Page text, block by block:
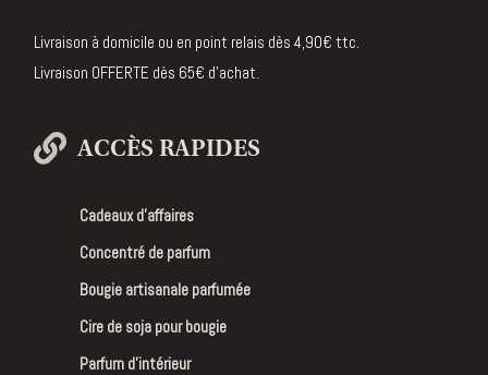
Livraison à domicile ou en point relais dès 4,90€ ttc.
Livraison OFFERTE dès 65€ d’achat.
ACCÈS RAPIDES
Cadeaux d’affaires
Concentré de parfum
Bougie artisanale parfumée
Cire de soja pour bougie
Parfum d’intérieur